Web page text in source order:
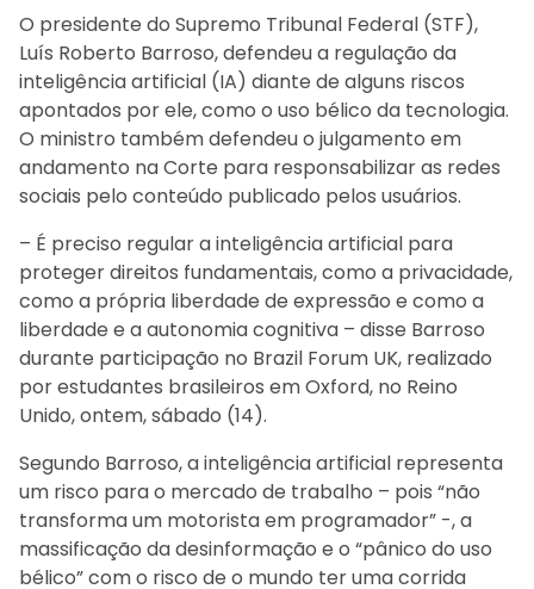
O presidente do Supremo Tribunal Federal (STF),
Luís Roberto Barroso, defendeu a regulação da
inteligência artificial (IA) diante de alguns riscos
apontados por ele, como o uso bélico da tecnologia.
O ministro também defendeu o julgamento em
andamento na Corte para responsabilizar as redes
sociais pelo conteúdo publicado pelos usuários.
– É preciso regular a inteligência artificial para
proteger direitos fundamentais, como a privacidade,
como a própria liberdade de expressão e como a
liberdade e a autonomia cognitiva – disse Barroso
durante participação no Brazil Forum UK, realizado
por estudantes brasileiros em Oxford, no Reino
Unido, ontem, sábado (14).
Segundo Barroso, a inteligência artificial representa
um risco para o mercado de trabalho – pois “não
transforma um motorista em programador” -, a
massificação da desinformação e o “pânico do uso
bélico” com o risco de o mundo ter uma corrida